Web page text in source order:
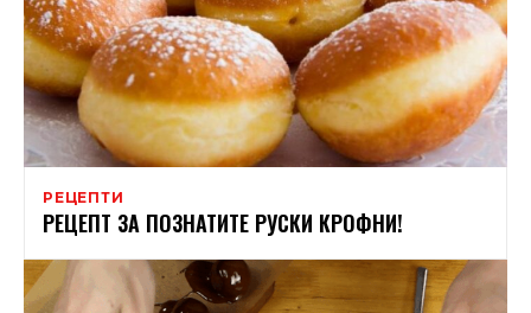
РЕЦЕПТИ
РЕЦЕПТ ЗА ПОЗНАТИТЕ РУСКИ КРОФНИ!